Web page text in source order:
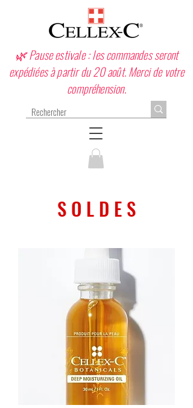
🌿 Pause estivale : les commandes seront
expédiées à partir du 20 août. Merci de votre
compréhension.
S O L D E S